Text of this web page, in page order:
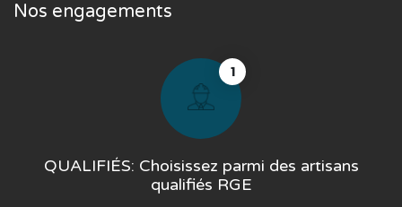
Nos engagements
1
QUALIFIÉS: Choisissez parmi des artisans
qualifiés RGE